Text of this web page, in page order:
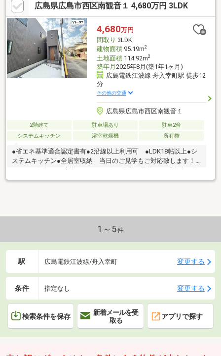
広島県広島市西区南観音１ 4,680万円 3LDK
4,680万円
間取り 3LDK
建物面積95.19m2
土地面積114.92m2
築年月 2025年8月(築1年1ヶ月)
広島電鉄江波線 舟入幸町駅 徒歩12
分
その他の交通
広島県広島市西区南観音１
2階建て 駐車場あり
駐車2台
システムキッチン
浴室乾燥機 所有権
●省エネ基準適合認定書有●2沿線以上利用可 ●LDK18帖以上●シ
ステムキッチン●全居室収納 当日のご見学もご対応致します！
学予約する（無料)】をクリック！トータテ住宅販売（株）本店営
1～5件
駅 広島電鉄江波線/舟入幸町 変更する
条件 指定なし 変更する
検索条件を保存
新着メールを受
取る
アプリで探す